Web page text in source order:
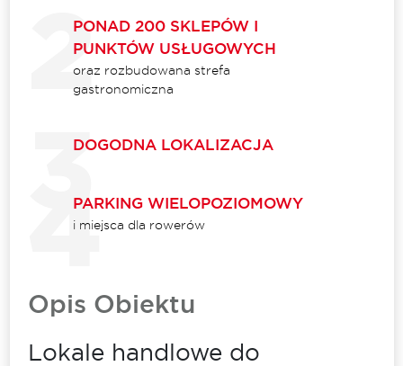
PONAD 200 SKLEPÓW I
PUNKTÓW USŁUGOWYCH
oraz rozbudowana strefa
gastronomiczna
DOGODNA LOKALIZACJA
PARKING WIELOPOZIOMOWY
i miejsca dla rowerów
Opis Obiektu
Lokale handlowe do